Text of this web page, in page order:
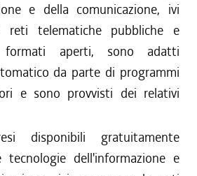
e della comunicazione, ivi
reti telematiche pubbliche e
aperti, sono adatti
da parte di programmi
e sono provvisti dei relativi
disponibili gratuitamente
tecnologie dell'informazione e